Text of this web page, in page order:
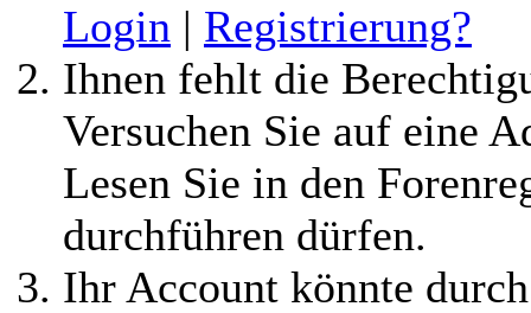
Login | Registrierung?
Ihnen fehlt die
Versuchen Sie auf eine
Lesen Sie in den
durchführen dürfen.
Ihr Account könnte